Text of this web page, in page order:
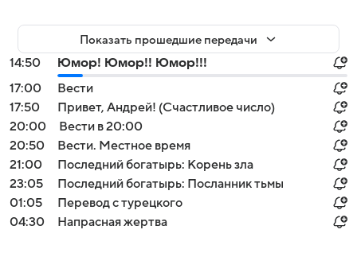
Показать прошедшие передачи
14:50
Юмор! Юмор!! Юмор!!!
17:00
Вести
17:50
Привет, Андрей! (Счастливое число)
20:00
Вести в 20:00
20:50
Вести. Местное время
21:00
Последний богатырь: Корень зла
23:05
Последний богатырь: Посланник тьмы
01:05
Перевод с турецкого
04:30
Напрасная жертва